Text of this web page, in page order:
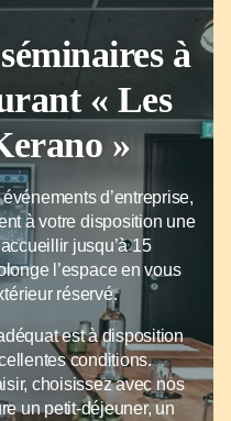
à
« Les
»
d’entreprise,
à votre disposition une
jusqu’à 15
l’espace en vous
réservé.
est à disposition
conditions.
choisissez avec nos
un petit-déjeuner, un